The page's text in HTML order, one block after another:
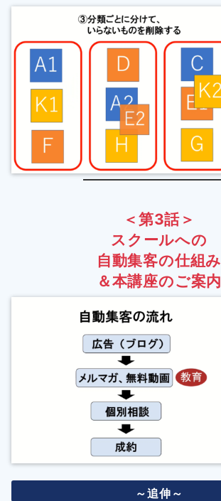
＜第3話＞
スクールへの
自動集客の仕組み
＆本講座のご案内
～追伸～